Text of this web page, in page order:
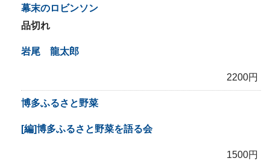
幕末のロビンソン
品切れ
岩尾 龍太郎
2200円
博多ふるさと野菜
[編]博多ふるさと野菜を語る会
1500円